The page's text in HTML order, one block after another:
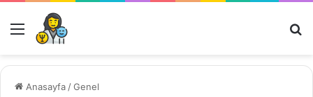
Menü
Anasayfa /Genel